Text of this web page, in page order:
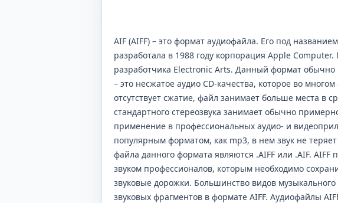
AIF (AIFF) – это формат аудиофайла. Его под
разработала в 1988 году корпорация Apple
разработчика Electronic Arts. Данный формат
– это несжатое аудио CD-качества, которое во
отсутствует сжатие, файл занимает больше места в
стандартного стереозвука занимает обычно
применение в профессиональных аудио- и
популярным форматом, как mp3, в нем звук не
файла данного формата являются .AIFF или .AIF.
звуком профессионалов, которым необходимо
звуковые дорожки. Большинство видов
звуковых фрагментов в формате AIFF. Аудиофайлы